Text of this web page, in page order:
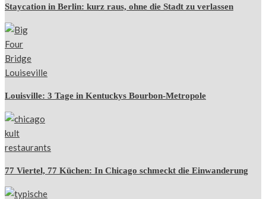
Staycation in Berlin: kurz raus, ohne die Stadt zu verlassen
Louisville: 3 Tage in Kentuckys Bourbon-Metropole
77 Viertel, 77 Küchen: In Chicago schmeckt die Einwanderung